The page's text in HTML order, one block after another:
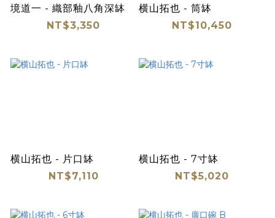
境道一 - 織部釉八角深缽
NT$3,350
横山拓也 - 筒缽
NT$10,450
横山拓也 - 片口缽
NT$7,110
横山拓也 - 7寸缽
NT$5,020